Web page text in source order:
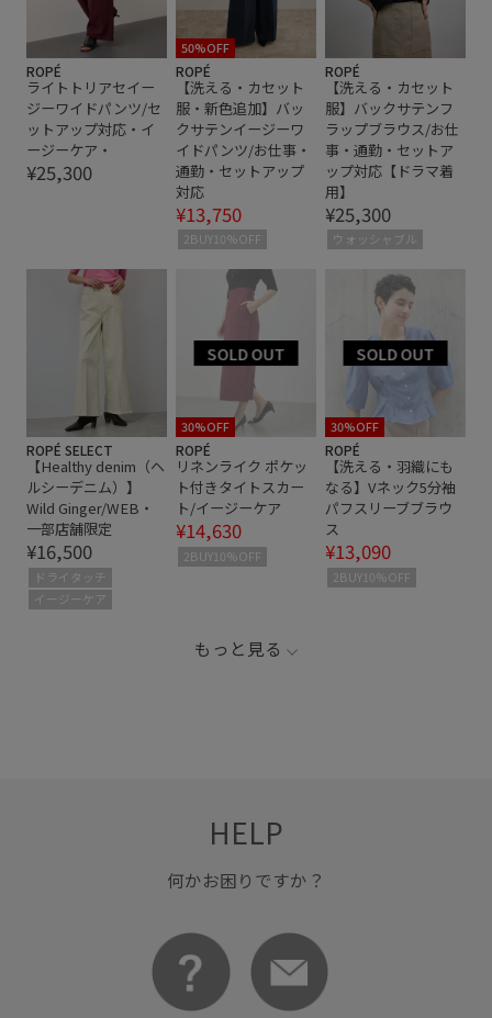
ROPÉ
ライトトリアセイー
ジーワイドパンツ/セ
ットアップ対応・イ
ージーケア・
¥25,300
50%OFF
ROPÉ
【洗える・カセット
服・新色追加】バッ
クサテンイージーワ
イドパンツ/お仕事・
通勤・セットアップ
対応
¥13,750
2BUY10%OFF
ROPÉ
【洗える・カセット
服】バックサテンフ
ラップブラウス/お仕
事・通勤・セットア
ップ対応【ドラマ着
用】
¥25,300
ウォッシャブル
ROPÉ SELECT
【Healthy denim（ヘ
ルシーデニム）】
Wild Ginger/WEB・
一部店舗限定
¥16,500
ドライタッチ
イージーケア
30%OFF
ROPÉ
リネンライク ポケッ
ト付きタイトスカー
ト/イージーケア
¥14,630
2BUY10%OFF
30%OFF
ROPÉ
【洗える・羽織にも
なる】Vネック5分袖
パフスリーブブラウ
ス
¥13,090
2BUY10%OFF
もっと見る
HELP
何かお困りですか？